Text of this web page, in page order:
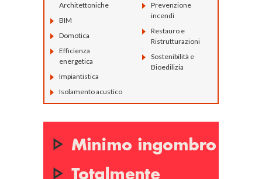
Architettoniche
BIM
Domotica
Efficienza
energetica
Impiantistica
Isolamento acustico
Prevenzione
incendi
Restauro e
Ristrutturazioni
Sostenibilità e
Bioedilizia